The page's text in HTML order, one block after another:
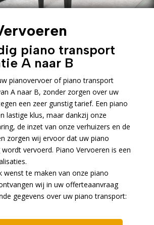
piano transport
A naar B
pianovervoer of piano transport
A naar B, zonder zorgen over uw
een zeer gunstig tarief. Een piano
lastige klus, maar dankzij onze
de inzet van onze verhuizers en de
zorgen wij ervoor dat uw piano
vervoerd. Piano Vervoeren is een
wenst te maken van onze piano
wij in uw offerteaanvraag
gegevens over uw piano transport: